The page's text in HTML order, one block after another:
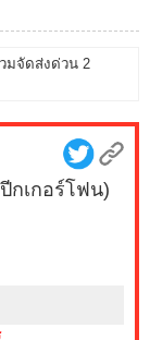
มจัดส่งด่วน 2
กเกอร์โฟน)